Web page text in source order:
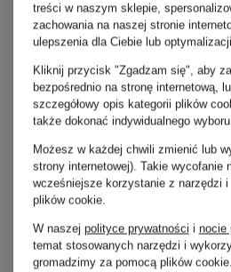
treści w naszym sklepie,
zachowania na naszej stronie
ulepszenia dla Ciebie lub
Kliknij przycisk "Zgadzam się", aby
bezpośrednio na stronę internetową,
szczegółowy opis kategorii plików
także dokonać indywidualnego
Możesz w każdej chwili zmienić lub
strony internetowej). Takie wycofanie
wcześniejsze korzystanie z narzędzi i
plików cookie.
W naszej polityce prywatności i nocie
temat stosowanych narzędzi i
gromadzimy za pomocą plików cookie.